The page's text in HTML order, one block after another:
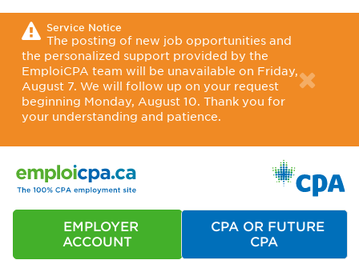
Service Notice
The posting of new job opportunities and
the personalized support provided by the
EmploiCPA team will be unavailable on Friday,
August 7. We will follow up on your request
beginning Monday, August 10. Thank you for
your understanding and patience.
EMPLOYER
ACCOUNT
CPA OR FUTURE
CPA